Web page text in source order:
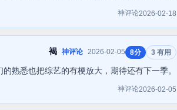
神评论2026-02-18
褐 神评论 2026-02-05 8分 3 有用
熟悉也把综艺的有梗放大，期待还有下一季。
神评论2026-02-05